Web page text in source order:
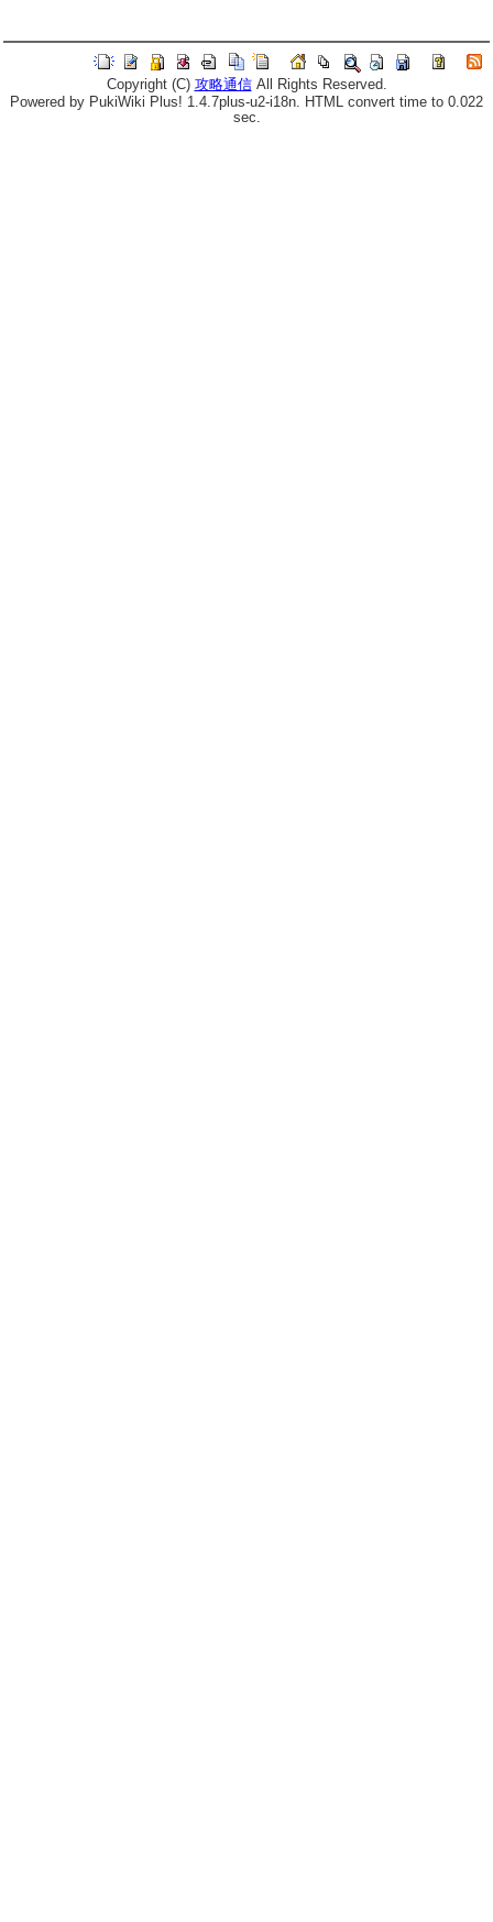
Copyright (C) 攻略通信All Rights Reserved.
Powered by PukiWiki Plus! 1.4.7plus-u2-i18n. HTML convert time to 0.022
sec.